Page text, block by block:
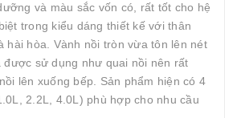
và màu sắc vốn có, rất tốt cho hệ
trong kiểu dáng thiết kế với thân
hài hòa. Vành nồi tròn vừa tôn lên nét
được sử dụng như quai nồi nên rất
lên xuống bếp. Sản phẩm hiện có 4
2.2L, 4.0L) phù hợp cho nhu cầu